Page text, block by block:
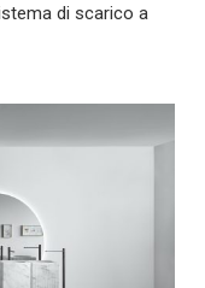
di scarico a